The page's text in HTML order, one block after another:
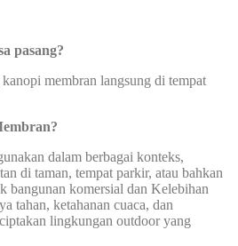
pasang?
membran langsung di tempat
dalam berbagai konteks,
di taman, tempat parkir, atau bahkan
bangunan komersial dan Kelebihan
tahan, ketahanan cuaca, dan
lingkungan outdoor yang